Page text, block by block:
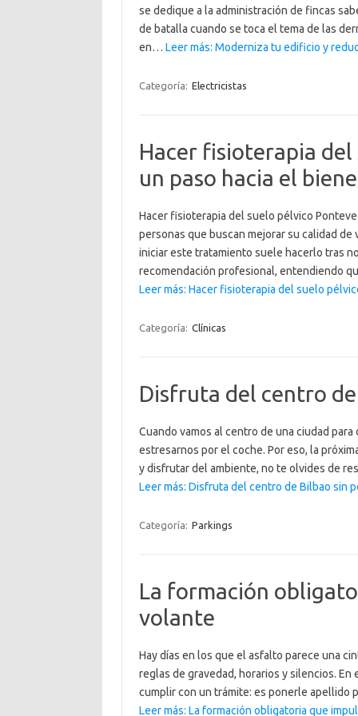
se dedique a la administración de fincas
de batalla cuando se toca el tema de las
en… Leer más: Moderniza tu edificio y
Categoría: Electricistas
Hacer fisioterapia
un paso hacia el
Hacer fisioterapia del suelo pélvico
personas que buscan mejorar su calidad
iniciar este tratamiento suele hacerlo tras
recomendación profesional, entendiendo
Leer más: Hacer fisioterapia del suelo
Categoría: Clínicas
Disfruta del centro
Cuando vamos al centro de una ciudad
estresarnos por el coche. Por eso, la
y disfrutar del ambiente, no te olvides de
Leer más: Disfruta del centro de Bilbao sin
Categoría: Parkings
La formación
volante
Hay días en los que el asfalto parece una
reglas de gravedad, horarios y silencios.
cumplir con un trámite: es ponerle apellido
Leer más: La formación obligatoria que